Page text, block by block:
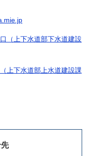
（上下水道部下水道建設
上下水道部上水道建設課